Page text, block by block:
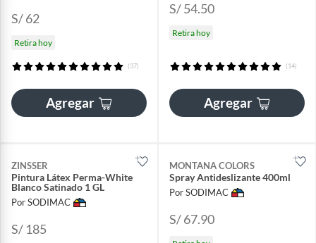
S/ 62
Retira hoy
(37)
Agregar
S/ 54.50
Retira hoy
(14)
Agregar
ZINSSER
Pintura Látex Perma-White
Blanco Satinado 1 GL
Por SODIMAC
S/ 185
MONTANA COLORS
Spray Antideslizante 400ml
Por SODIMAC
S/ 67.90